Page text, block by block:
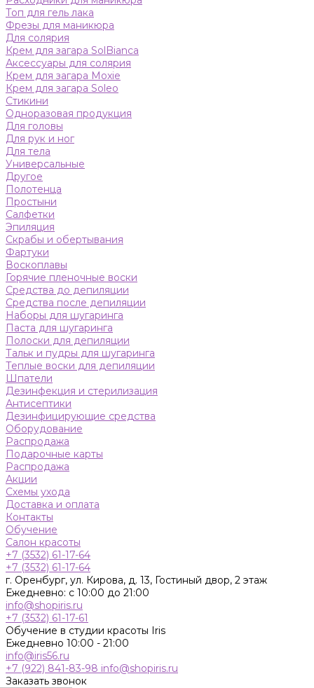
Топ для гель лака
Фрезы для маникюра
Для солярия
Крем для загара SolBianca
Аксессуары для солярия
Крем для загара Moxie
Крем для загара Soleo
Стикини
Одноразовая продукция
Для головы
Для рук и ног
Для тела
Универсальные
Другое
Полотенца
Простыни
Салфетки
Эпиляция
Скрабы и обертывания
Фартуки
Воскоплавы
Горячие пленочные воски
Средства до депиляции
Средства после депиляции
Наборы для шугаринга
Паста для шугаринга
Полоски для депиляции
Тальк и пудры для шугаринга
Теплые воски для депиляции
Шпатели
Дезинфекция и стерилизация
Антисептики
Дезинфицирующие средства
Оборудование
Распродажа
Подарочные карты
Распродажа
Акции
Схемы ухода
Доставка и оплата
Контакты
Обучение
Салон красоты
+7 (3532) 61-17-64
+7 (3532) 61-17-64
г. Оренбург, ул. Кирова, д. 13, Гостиный двор, 2 этаж
Ежедневно: с 10:00 до 21:00
info@shopiris.ru
+7 (3532) 61-17-61
Обучение в студии красоты Iris
Ежедневно 10:00 - 21:00
info@iris56.ru
+7 (922) 841-83-98 info@shopiris.ru
Заказать звонок